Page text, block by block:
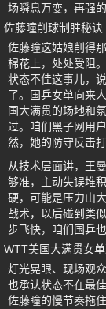
场瞬息万变，再强
佐藤瞳削球制胜秘
佐藤瞳这姑娘削得
棉花上，处处受阻
状态不佳这事儿，
了。国乒女单向来
国大满贯的场地和
过。咱们黑子网用
然，她的防守反击
从技术层面讲，王
够准，主动失误堆
硬，可能是压力山
战术，以后碰到类
步飞快，咱们国乒
WTT美国大满贯女
灯光晃眼、现场观
也承认状态不在最
佐藤瞳的慢节奏拖